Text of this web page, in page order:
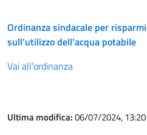
Ordinanza sindacale per
sull’utilizzo dell’acqua potabile
Vai all’ordinanza
Ultima modifica:06/07/2024, 13:20